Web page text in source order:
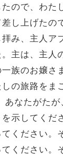
ので、わた
し上げたの
み、主人ア
主は、主人
族のお嬢さ
の旅路をま
あなたがた
示してくだ
ください。
ください。